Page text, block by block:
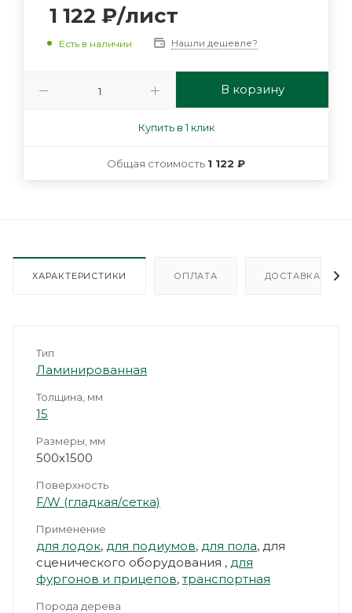
1 122 ₽/лист
Есть в наличии Нашли дешевле?
В корзину
Купить в 1 клик
Общая стоимость 1 122 ₽
ХАРАКТЕРИСТИКИ ОПЛАТА ДОСТАВКА
Тип
Ламинированная
Толщина, мм
15
Размеры, мм
500х1500
Поверхность
F/W (гладкая/сетка)
Применение
для лодок, для подиумов, для пола, для
сценического оборудования , для
фургонов и прицепов,транспортная
Порода дерева